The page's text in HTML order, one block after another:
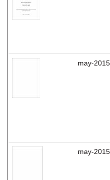
may-2015
may-2015